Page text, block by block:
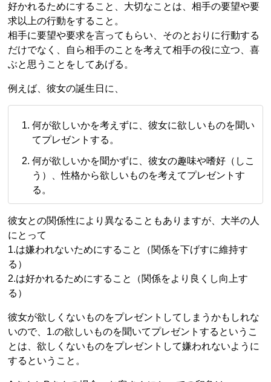
好かれるためにすること、大切なことは、相手の要望や要
求以上の行動をすること。
相手に要望や要求を言ってもらい、そのとおりに行動する
だけでなく、自ら相手のことを考えて相手の役に立つ、喜
ぶと思うことをしてあげる。
例えば、彼女の誕生日に、
何が欲しいかを考えずに、彼女に欲しいものを聞い
てプレゼントする。
何が欲しいかを聞かずに、彼女の趣味や嗜好（しこ
う）、性格から欲しいものを考えてプレゼントす
る。
彼女との関係性により異なることもありますが、大半の人
にとって
1.は嫌われないためにすること（関係を下げすに維持す
る）
2.は好かれるためにすること（関係をより良くし向上す
る）
彼女が欲しくないものをプレゼントしてしまうかもしれな
いので、1.の欲しいものを聞いてプレゼントするというこ
とは、欲しくないものをプレゼントして嫌われないように
するということ。